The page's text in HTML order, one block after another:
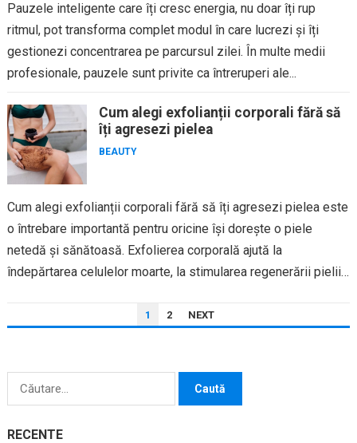
Pauzele inteligente care îți cresc energia, nu doar îți rup
ritmul, pot transforma complet modul în care lucrezi și îți
gestionezi concentrarea pe parcursul zilei. În multe medii
profesionale, pauzele sunt privite ca întreruperi ale...
Cum alegi exfolianții corporali fără să
îți agresezi pielea
BEAUTY
Cum alegi exfolianții corporali fără să îți agresezi pielea este
o întrebare importantă pentru oricine își dorește o piele
netedă și sănătoasă. Exfolierea corporală ajută la
îndepărtarea celulelor moarte, la stimularea regenerării pielii
ARTICOLE
1 2 NEXT
Caută
RECENTE